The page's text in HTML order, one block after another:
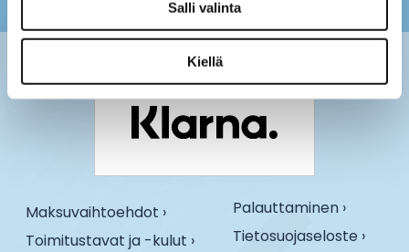
Salli valinta
Kiellä
Maksuvaihtoehdot ›
Toimitustavat ja -kulut ›
Palauttaminen ›
Tietosuojaseloste ›